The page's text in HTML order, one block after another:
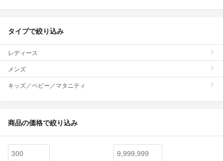
タイプで絞り込み
レディース
メンズ
キッズ／ベビー／マタニティ
商品の価格で絞り込み